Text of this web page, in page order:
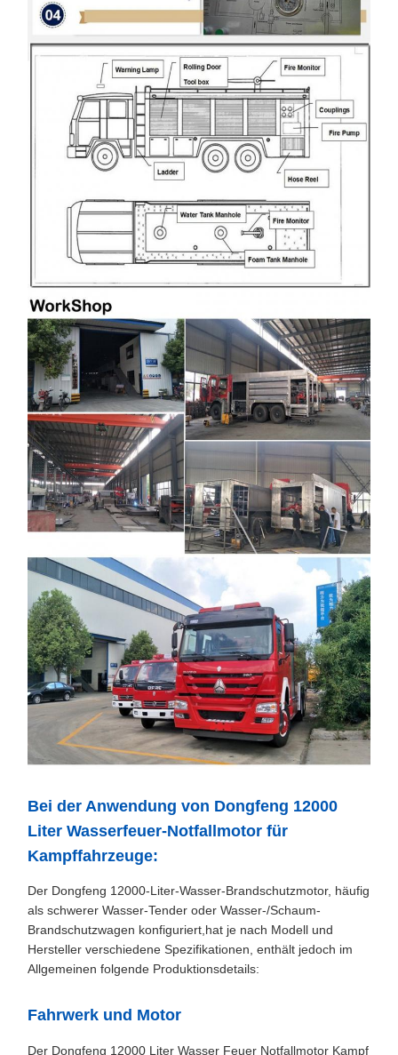
Bei der Anwendung von Dongfeng 12000
Liter Wasserfeuer-Notfallmotor für
Kampffahrzeuge:
Der Dongfeng 12000-Liter-Wasser-Brandschutzmotor, häufig
als schwerer Wasser-Tender oder Wasser-/Schaum-
Brandschutzwagen konfiguriert,hat je nach Modell und
Hersteller verschiedene Spezifikationen, enthält jedoch im
Allgemeinen folgende Produktionsdetails:
Fahrwerk und Motor
Der Dongfeng 12000 Liter Wasser Feuer Notfallmotor Kampf